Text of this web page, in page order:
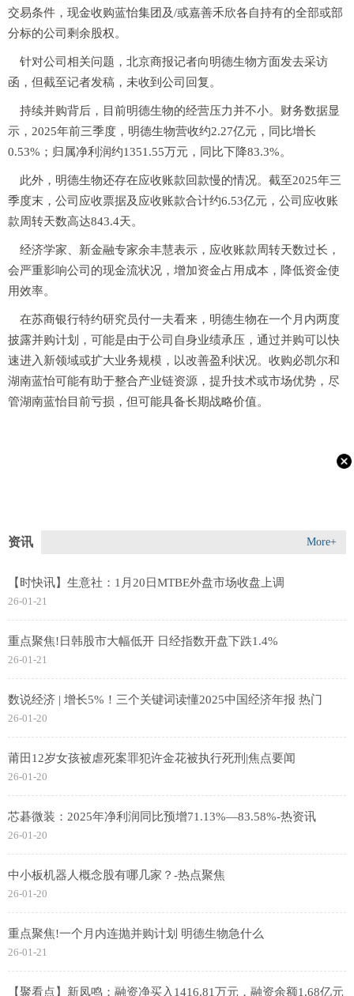
交易条件，现金收购蓝怡集团及/或嘉善禾欣各自持有的全部或部
分标的公司剩余股权。
针对公司相关问题，北京商报记者向明德生物方面发去采访
函，但截至记者发稿，未收到公司回复。
持续并购背后，目前明德生物的经营压力并不小。财务数据显
示，2025年前三季度，明德生物营收约2.27亿元，同比增长
0.53%；归属净利润约1351.55万元，同比下降83.3%。
此外，明德生物还存在应收账款回款慢的情况。截至2025年三
季度末，公司应收票据及应收账款合计约6.53亿元，公司应收账
款周转天数高达843.4天。
经济学家、新金融专家余丰慧表示，应收账款周转天数过长，
会严重影响公司的现金流状况，增加资金占用成本，降低资金使
用效率。
在苏商银行特约研究员付一夫看来，明德生物在一个月内两度
披露并购计划，可能是由于公司自身业绩承压，通过并购可以快
速进入新领域或扩大业务规模，以改善盈利状况。收购必凯尔和
湖南蓝怡可能有助于整合产业链资源，提升技术或市场优势，尽
管湖南蓝怡目前亏损，但可能具备长期战略价值。
资讯 More+
【时快讯】生意社：1月20日MTBE外盘市场收盘上调
26-01-21
重点聚焦!日韩股市大幅低开 日经指数开盘下跌1.4%
26-01-21
数说经济 | 增长5%！三个关键词读懂2025中国经济年报 热门
26-01-20
莆田12岁女孩被虐死案罪犯许金花被执行死刑|焦点要闻
26-01-20
芯碁微装：2025年净利润同比预增71.13%—83.58%-热资讯
26-01-20
中小板机器人概念股有哪几家？-热点聚焦
26-01-20
重点聚焦!一个月内连抛并购计划 明德生物急什么
26-01-21
【聚看点】新凤鸣：融资净买入1416.81万元，融资余额1.68亿元